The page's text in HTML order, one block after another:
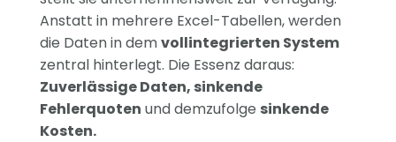
Anstatt in mehrere Excel-Tabellen, werden
die Daten in demvollintegrierten System
zentral hinterlegt. Die Essenz daraus:
Zuverlässige Daten, sinkende
Fehlerquoten und demzufolge sinkende
Kosten.